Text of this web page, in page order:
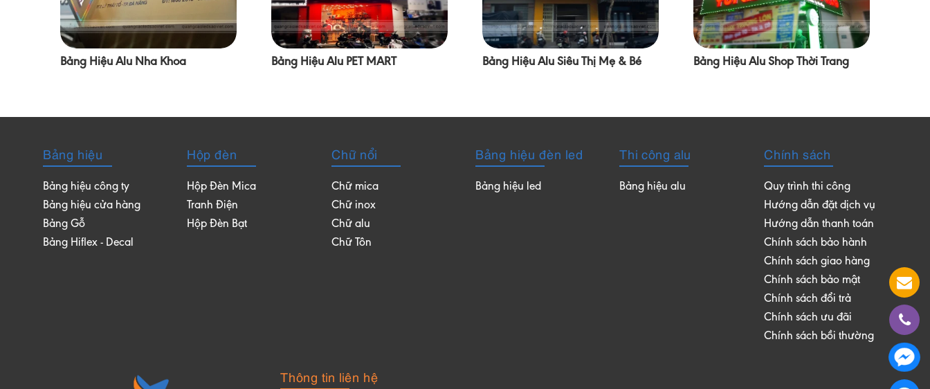
Bảng Hiệu Alu Nha Khoa Bảng Hiệu Alu PET MART Bảng Hiệu Alu Siêu Thị Mẹ & Bé Bảng Hiệu Alu Shop Thời Trang
Bảng hiệu
Bảng hiệu công ty
Bảng hiệu cửa hàng
Bảng Gỗ
Bảng Hiflex - Decal
Hộp đèn
Hộp Đèn Mica
Tranh Điện
Hộp Đèn Bạt
Chữ nổi
Chữ mica
Chữ inox
Chữ alu
Chữ Tôn
Bảng hiệu đèn led
Bảng hiệu led
Thi công alu
Bảng hiệu alu
Chính sách
Quy trình thi công
Hướng dẫn đặt dịch vụ
Hướng dẫn thanh toán
Chính sách bảo hành
Chính sách giao hàng
Chính sách bảo mật
Chính sách đổi trả
Chính sách ưu đãi
Chính sách bồi thường
Thông tin liên hệ